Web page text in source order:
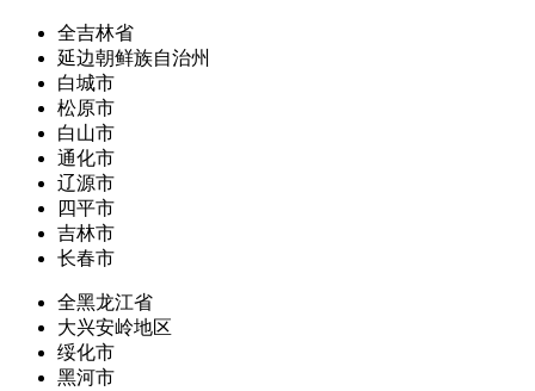
全吉林省
延边朝鲜族自治州
白城市
松原市
白山市
通化市
辽源市
四平市
吉林市
长春市
全黑龙江省
大兴安岭地区
绥化市
黑河市